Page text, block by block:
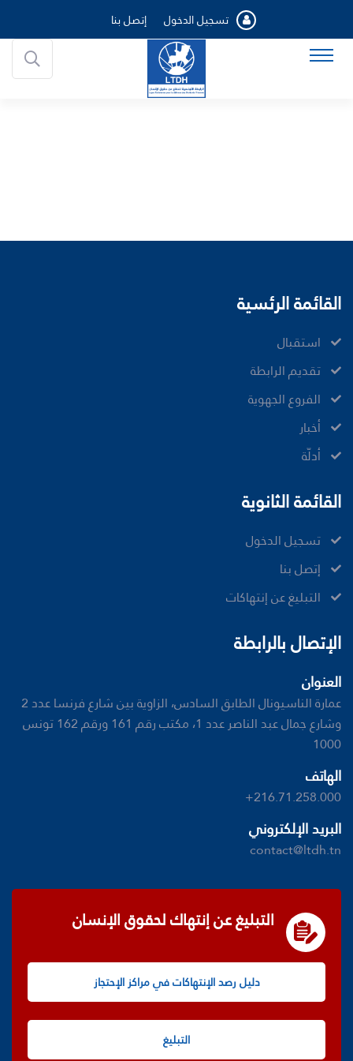
تسجيل الدخول إتصل بنا
القائمة الرئسية
ﺍﺳﺘﻘﺒﺎﻝ
ﺗﻘﺪﻳﻢ ﺍﻟﺮﺍﺑﻄﺔ
الفروع الجهوية
ﺃﺧﺒﺎﺭ
أدلّة
القائمة الثانوية
تسجيل الدخول
إتصل بنا
ﺍﻟﺘﺒﻠﻴﻎ ﻋﻦ ﺇﻧﺘﻬﺎﻛﺎﺕ
الإتصال بالرابطة
العنوان
عمارة الناسيونال الطابق السادس، الزاوية بين شارع فرنسا عدد 2
وشارع جمال عبد الناصر عدد 1، مكتب رقم 161 ورقم 162 تونس
1000
الهاتف
+216.71.258.000
البريد الإلكتروني
contact@ltdh.tn
التبليغ عن إنتهاك لحقوق الإنسان
دليل رصد الإنتهاكات في مراكز الإحتجاز
التبليغ